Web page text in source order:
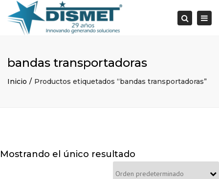
Search
bandas transportadoras
Inicio Productos etiquetados “bandas transportadoras”
Mostrando el único resultado